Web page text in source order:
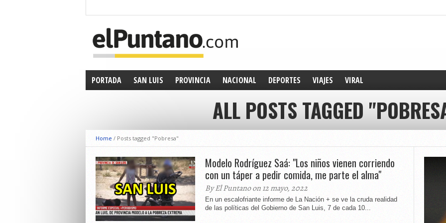
PORTADA SAN LUIS PROVINCIA NACIONAL DEPORTES VIAJES VIRAL
ALL POSTS TAGGED
Home / Posts tagged "Pobresa"
Modelo Rodríguez Saá: "Los niños vienen corriendo
con un táper a pedir comida, me parte el alma"
By El Puntano on 12 mayo, 2022
En un escalofriante informe de La Nación + se ve la cruda realidad
de las políticas del Gobierno de San Luis, 7 de cada 10...